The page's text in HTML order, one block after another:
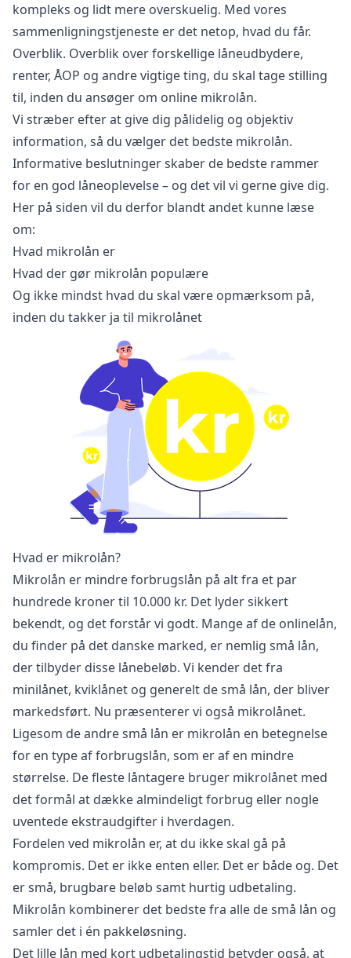
kompleks og lidt mere overskuelig. Med vores
sammenligningstjeneste er det netop, hvad du får.
Overblik. Overblik over forskellige låneudbydere,
renter, ÅOP og andre vigtige ting, du skal tage stilling
til, inden du ansøger om online mikrolån.
Vi stræber efter at give dig pålidelig og objektiv
information, så du vælger det bedste mikrolån.
Informative beslutninger skaber de bedste rammer
for en god låneoplevelse – og det vil vi gerne give dig.
Her på siden vil du derfor blandt andet kunne læse
om:
Hvad mikrolån er
Hvad der gør mikrolån populære
Og ikke mindst hvad du skal være opmærksom på,
inden du takker ja til mikrolånet
Hvad er mikrolån?
Mikrolån er mindre forbrugslån på alt fra et par
hundrede kroner til 10.000 kr. Det lyder sikkert
bekendt, og det forstår vi godt. Mange af de onlinelån,
du finder på det danske marked, er nemlig små lån,
der tilbyder disse lånebeløb. Vi kender det fra
minilånet, kviklånet og generelt de små lån, der bliver
markedsført. Nu præsenterer vi også mikrolånet.
Ligesom de andre små lån er mikrolån en betegnelse
for en type af forbrugslån, som er af en mindre
størrelse. De fleste låntagere bruger mikrolånet med
det formål at dække almindeligt forbrug eller nogle
uventede ekstraudgifter i hverdagen.
Fordelen ved mikrolån er, at du ikke skal gå på
kompromis. Det er ikke enten eller. Det er både og. Det
er små, brugbare beløb samt hurtig udbetaling.
Mikrolån kombinerer det bedste fra alle de små lån og
samler det i én pakkeløsning.
Det lille lån med kort udbetalingstid betyder også, at